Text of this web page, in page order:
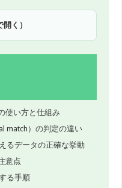
く）
使い方と仕組み
match）の判定の違い
るデータの正確な挙動
意点
る手順